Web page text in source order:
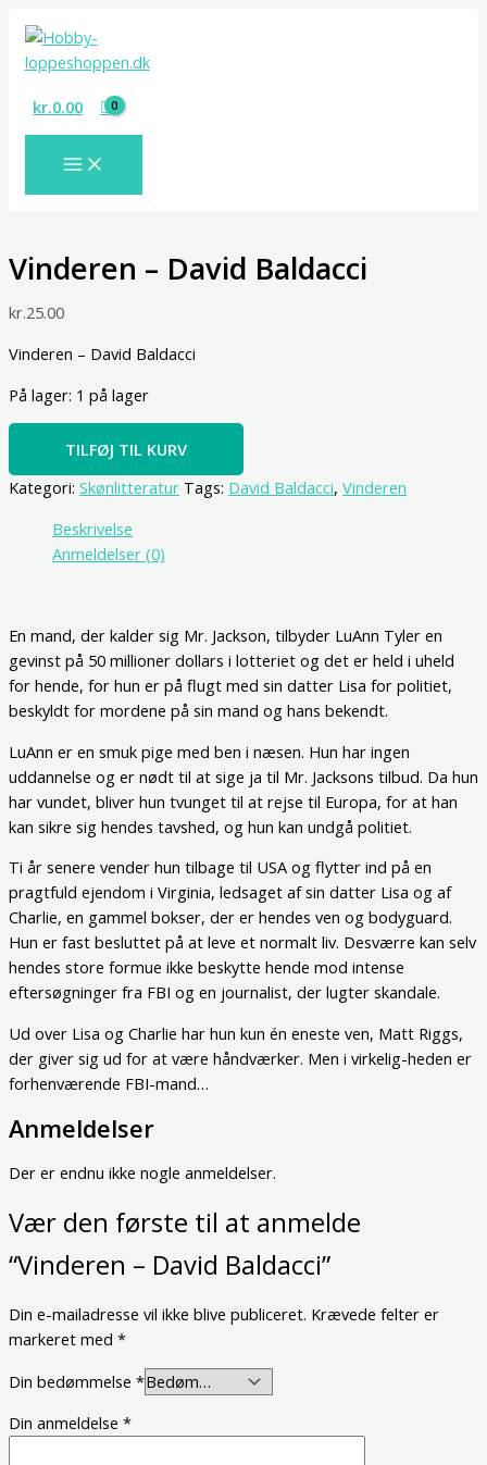
indholdet
kr.0.00
Vinderen – David Baldacci
kr.25.00
Vinderen – David Baldacci
På lager: 1 på lager
David
antal
TILFØJ TIL KURV
Kategori: Skønlitteratur Tags: David Baldacci, Vinderen
Beskrivelse
Anmeldelser (0)
En mand, der kalder sig Mr. Jackson, tilbyder LuAnn Tyler en
gevinst på 50 millioner dollars i lotteriet og det er held i uheld
for hende, for hun er på flugt med sin datter Lisa for politiet,
beskyldt for mordene på sin mand og hans bekendt.
LuAnn er en smuk pige med ben i næsen. Hun har ingen
uddannelse og er nødt til at sige ja til Mr. Jacksons tilbud. Da hun
har vundet, bliver hun tvunget til at rejse til Europa, for at han
kan sikre sig hendes tavshed, og hun kan undgå politiet.
Ti år senere vender hun tilbage til USA og flytter ind på en
pragtfuld ejendom i Virginia, ledsaget af sin datter Lisa og af
Charlie, en gammel bokser, der er hendes ven og bodyguard.
Hun er fast besluttet på at leve et normalt liv. Desværre kan selv
hendes store formue ikke beskytte hende mod intense
eftersøgninger fra FBI og en journalist, der lugter skandale.
Ud over Lisa og Charlie har hun kun én eneste ven, Matt Riggs,
der giver sig ud for at være håndværker. Men i virkelig-heden er
forhenværende FBI-mand…
Anmeldelser
Der er endnu ikke nogle anmeldelser.
Vær den første til at anmelde
“Vinderen – David Baldacci”
Din e-mailadresse vil ikke blive publiceret. Krævede felter er
markeret med *
Din bedømmelse *
Din anmeldelse *